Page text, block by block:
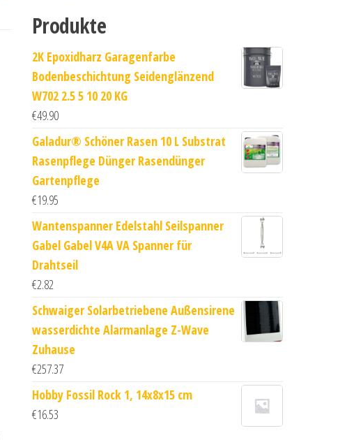
Produkte
2K Epoxidharz Garagenfarbe
Bodenbeschichtung Seidenglänzend
W702 2.5 5 10 20 KG
€49.90
Galadur® Schöner Rasen 10 L Substrat
Rasenpflege Dünger Rasendünger
Gartenpflege
€19.95
Wantenspanner Edelstahl Seilspanner
Gabel Gabel V4A VA Spanner für
Drahtseil
€2.82
Schwaiger Solarbetriebene Außensirene
wasserdichte Alarmanlage Z-Wave
Zuhause
€257.37
Hobby Fossil Rock 1, 14x8x15 cm
€16.53